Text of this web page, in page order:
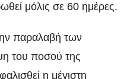
μόλις σε 60 ημέρες.
παραλαβή των
του ποσού της
η μέγιστη